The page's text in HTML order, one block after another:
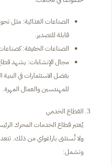
الصناعات الغذائية: مثل
قابلة للتصدير.
الصناعات الخفيفة:
مجال الإنشاءات: يشهد
بفضل الاستثمارات في البنية
للمهندسين والعمال المهرة.
القطاع الخدمي
يُعتبر قطاع الخدمات المحرك
ولا تُستثنى باراغواي من ذلك.
وتشمل: